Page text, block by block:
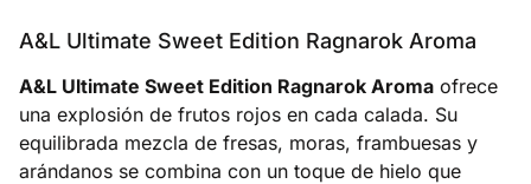
A&L Ultimate Sweet Edition Ragnarok Aroma
A&L Ultimate Sweet Edition Ragnarok Aroma ofrece
una explosión de frutos rojos en cada calada. Su
equilibrada mezcla de fresas, moras, frambuesas y
arándanos se combina con un toque de hielo que